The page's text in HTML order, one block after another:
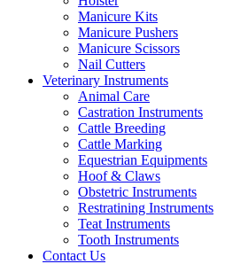
Manicure Kits
Manicure Pushers
Manicure Scissors
Nail Cutters
Veterinary Instruments
Animal Care
Castration Instruments
Cattle Breeding
Cattle Marking
Equestrian Equipments
Hoof & Claws
Obstetric Instruments
Restratining Instruments
Teat Instruments
Tooth Instruments
Contact Us